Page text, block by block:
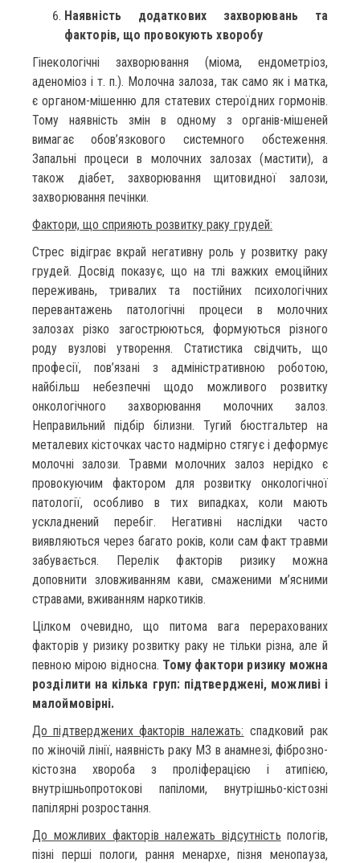
Наявність додаткових захворювань та
факторів, що провокують хворобу
Гінекологічні захворювання (міома, ендометріоз,
аденоміоз і т. п.). Молочна залоза, так само як і матка,
є органом-мішенню для статевих стероїдних гормонів.
Тому наявність змін в одному з органів-мішеней
вимагає обов’язкового системного обстеження.
Запальні процеси в молочних залозах (мастити), а
також діабет, захворювання щитовидної залози,
захворювання печінки.
Фактори, що сприяють розвитку раку грудей:
Стрес відіграє вкрай негативну роль у розвитку раку
грудей. Досвід показує, що на тлі важких емоційних
переживань, тривалих та постійних психологічних
перевантажень патологічні процеси в молочних
залозах різко загострюються, формуються різного
роду вузлові утворення. Статистика свідчить, що
професії, пов’язані з адміністративною роботою,
найбільш небезпечні щодо можливого розвитку
онкологічного захворювання молочних залоз.
Неправильний підбір білизни. Тугий бюстгальтер на
металевих кісточках часто надмірно стягує і деформує
молочні залози. Травми молочних залоз нерідко є
провокуючим фактором для розвитку онкологічної
патології, особливо в тих випадках, коли мають
ускладнений перебіг. Негативні наслідки часто
виявляються через багато років, коли сам факт травми
забувається. Перелік факторів ризику можна
доповнити зловживанням кави, смаженими м’ясними
стравами, вживанням наркотиків.
Цілком очевидно, що питома вага перерахованих
факторів у ризику розвитку раку не тільки різна, але й
певною мірою відносна. Тому фактори ризику можна
розділити на кілька груп: підтверджені, можливі і
малоймовірні.
До підтверджених факторів належать: спадковий рак
по жіночій лінії, наявність раку МЗ в анамнезі, фіброзно-
кістозна хвороба з проліферацією і атипією,
внутрішньопротокові папіломи, внутрішньо-кістозні
папілярні розростання.
До можливих факторів належать відсутність пологів,
пізні перші пологи, рання менархе, пізня менопауза,